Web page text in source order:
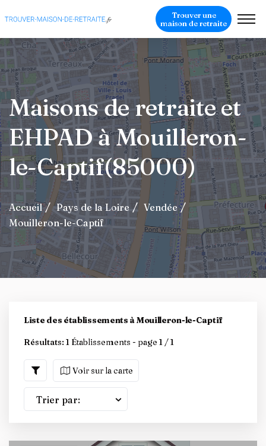
Trouver une
maison de retraite
Maisons de retraite et
EHPAD à Mouilleron-
le-Captif(85000)
Accueil Pays de la Loire
Vendée
Mouilleron-le-Captif
Liste des établissements à Mouilleron-le-Captif
Résultats: 1 Établissements - page 1 / 1
Voir sur la carte
Trier par: